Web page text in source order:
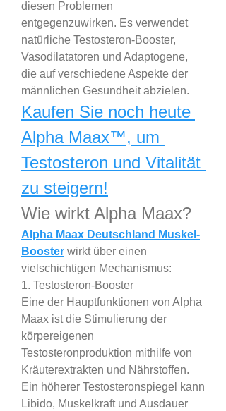
diesen Problemen
entgegenzuwirken. Es verwendet
natürliche Testosteron-Booster,
Vasodilatatoren und Adaptogene,
die auf verschiedene Aspekte der
männlichen Gesundheit abzielen.
Kaufen Sie noch heute
Alpha Maax™, um
Testosteron und Vitalität
zu steigern!
Wie wirkt Alpha Maax?
Alpha Maax Deutschland Muskel-
Booster wirkt über einen
vielschichtigen Mechanismus:
1. Testosteron-Booster
Eine der Hauptfunktionen von Alpha
Maax ist die Stimulierung der
körpereigenen
Testosteronproduktion mithilfe von
Kräuterextrakten und Nährstoffen.
Ein höherer Testosteronspiegel kann
Libido, Muskelkraft und Ausdauer